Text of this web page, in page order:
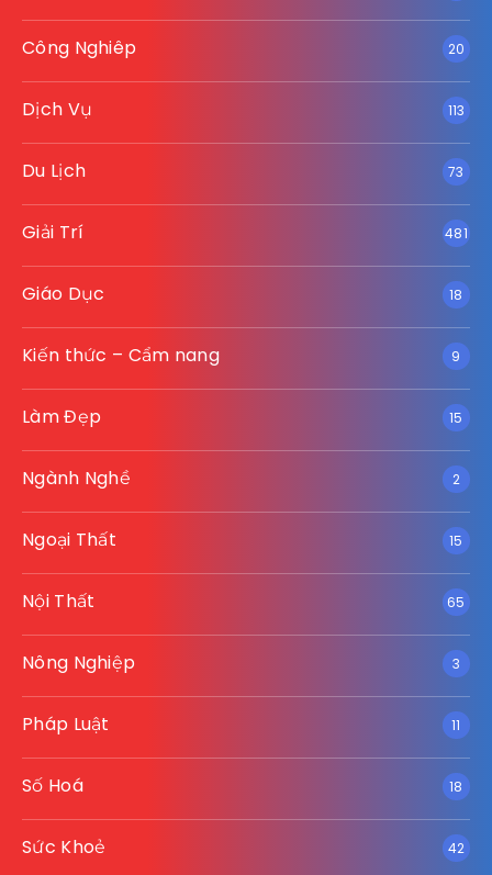
Công Nghiêp 20
Dịch Vụ 113
Du Lịch 73
Giải Trí 481
Giáo Dục 18
Kiến thức – Cẩm nang 9
Làm Đẹp 15
Ngành Nghề 2
Ngoại Thất 15
Nội Thất 65
Nông Nghiệp 3
Pháp Luật 11
Số Hoá 18
Sức Khoẻ 42